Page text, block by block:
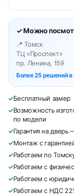
✓ Можно
📍 Томск
ТЦ «Проспект»
пр. Ленина, 159
Более 25 решений в
✓Бесплатный замер
✓Возможность
по модели
✓Гарантия на дверь
✓Монтаж с
✓Работаем по
✓Работаем с
✓Работаем с
✓Работаем с НДС